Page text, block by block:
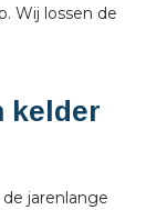
Wij lossen de
kelder
jarenlange